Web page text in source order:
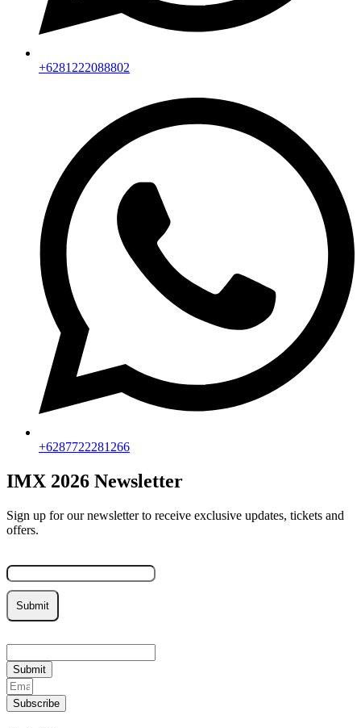
+6281222088802
+6287722281266
IMX 2026 Newsletter
Sign up for our newsletter to receive exclusive updates, tickets and
offers.
Submit
Submit
Subscribe